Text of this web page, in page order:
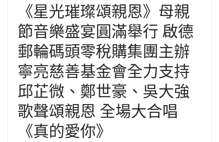
《星光璀璨頌親恩》母親
節音樂盛宴圓滿舉行 啟德
郵輪碼頭零稅購集團主辦
寧亮慈善基金會全力支持
邱芷微、鄭世豪、吳大強
歌聲頌親恩 全場大合唱
《真的愛你》